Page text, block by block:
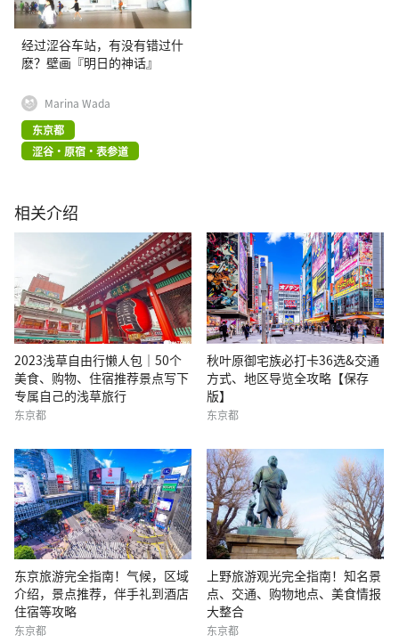
经过涩谷车站，有没有错过什
麽？壁画『明日的神话』
Marina Wada
东京都
涩谷・原宿・表参道
相关介绍
2023浅草自由行懒人包｜50个
美食、购物、住宿推荐景点写下
专属自己的浅草旅行
东京都
秋叶原御宅族必打卡36选&交通
方式、地区导览全攻略【保存
版】
东京都
东京旅游完全指南！气候，区域
介绍，景点推荐，伴手礼到酒店
住宿等攻略
东京都
上野旅游观光完全指南！知名景
点、交通、购物地点、美食情报
大整合
东京都